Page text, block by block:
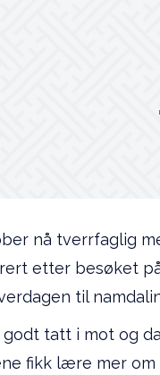
nå tverrfaglig
etter besøket
til
godt tatt i mot og
fikk lære mer om